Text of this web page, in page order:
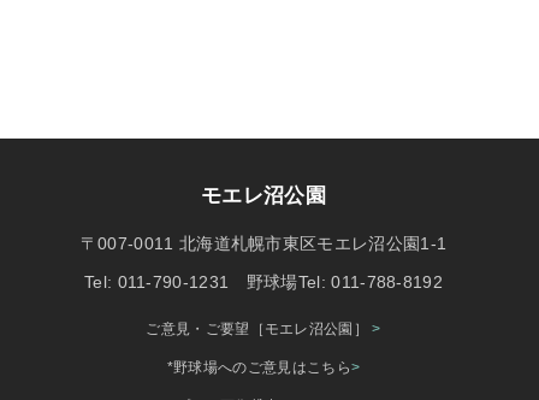
モエレ沼公園
〒007-0011 北海道札幌市東区モエレ沼公園1-1
Tel: 011-790-1231 野球場Tel: 011-788-8192
ご意見・ご要望［モエレ沼公園］>
*野球場へのご意見はこちら>